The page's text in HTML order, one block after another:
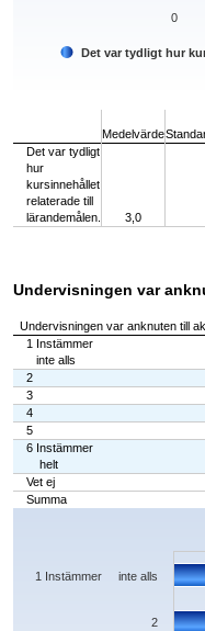
Det var tydligt hur
0
Medelvärde
Det var tydligt
hur
kursinnehållet
relaterade till
lärandemålen.
3,0
Undervisningen var
Undervisningen var anknuten till
1 Instämmer
inte alls
2
3
4
5
6 Instämmer
helt
Vet ej
Summa
Chart
The chart has 1 X axis displaying
The chart has 1 Y axis displaying
2
1 Instämmer inte alls